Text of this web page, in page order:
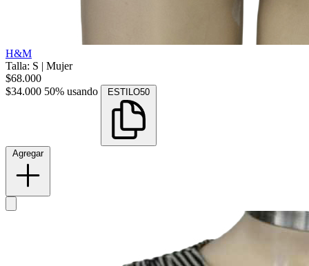
H&M
Talla: S | Mujer
$68.000
$34.000 50% usando ESTILO50
Agregar